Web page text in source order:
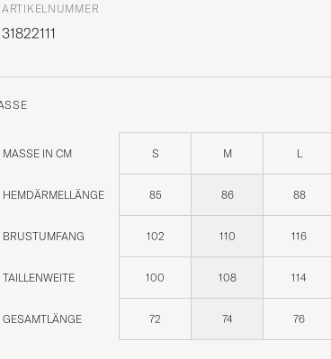
ARTIKELNUMMER
31822111
MASSE IN CM S M L
HEMDÄRMELLÄNGE 85 86 88
BRUSTUMFANG 102 110 116
TAILLENWEITE 100 108 114
GESAMTLÄNGE 72 74 76